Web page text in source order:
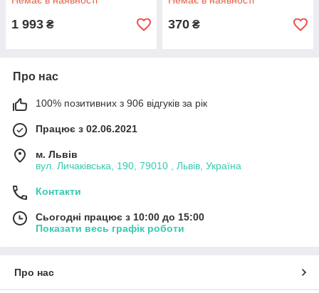
1 993 ₴ 370 ₴
Про нас
100% позитивних з 906 відгуків за рік
Працює з 02.06.2021
м. Львів
вул. Личаківська, 190, 79010 , Львів, Україна
Контакти
Сьогодні працює з 10:00 до 15:00
Показати весь графік роботи
Про нас